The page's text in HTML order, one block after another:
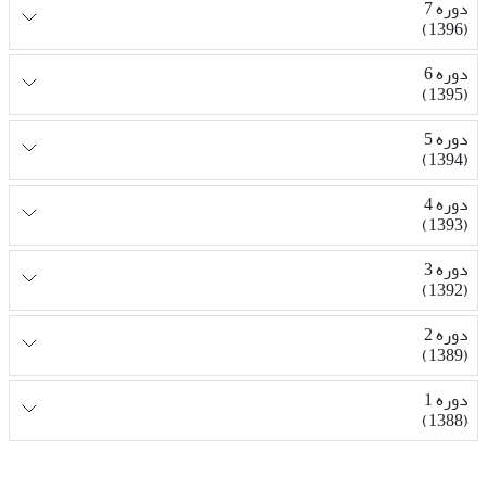
دوره 7
(1396)
دوره 6
(1395)
دوره 5
(1394)
دوره 4
(1393)
دوره 3
(1392)
دوره 2
(1389)
دوره 1
(1388)